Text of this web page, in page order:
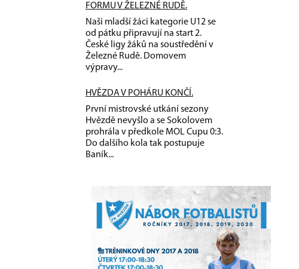
FORMU V ŽELEZNÉ RUDĚ.
Naši mladší žáci kategorie U12 se
od pátku připravují na start 2.
České ligy žáků na soustředění v
Železné Rudě. Domovem
výpravy...
HVĚZDA V POHÁRU KONČÍ.
První mistrovské utkání sezony
Hvězdě nevyšlo a se Sokolovem
prohrála v předkole MOL Cupu 0:3.
Do dalšího kola tak postupuje
Baník...